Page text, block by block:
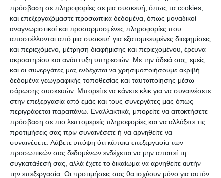
πρόσβαση σε πληροφορίες σε μια συσκευή, όπως τα cookies,
και επεξεργαζόμαστε προσωπικά δεδομένα, όπως μοναδικοί
αναγνωριστικοί και προσαρμοσμένες πληροφορίες που
αποστέλλονται από μια συσκευή για εξατομικευμένες διαφημίσεις
και περιεχόμενο, μέτρηση διαφήμισης και περιεχομένου, έρευνα
ακροατηρίου και ανάπτυξη υπηρεσιών. Με την άδειά σας, εμείς
και οι συνεργάτες μας ενδέχεται να χρησιμοποιήσουμε ακριβή
δεδομένα γεωγραφικής τοποθεσίας και ταυτοποίησης μέσω
σάρωσης συσκευών. Μπορείτε να κάνετε κλικ για να συναινέσετε
στην επεξεργασία από εμάς και τους συνεργάτες μας όπως
περιγράφεται παραπάνω. Εναλλακτικά, μπορείτε να αποκτήσετε
πρόσβαση σε πιο λεπτομερείς πληροφορίες και να αλλάξετε τις
προτιμήσεις σας πριν συναινέσετε ή να αρνηθείτε να
συναινέσετε. Λάβετε υπόψη ότι κάποια επεξεργασία των
προσωπικών σας δεδομένων ενδέχεται να μην απαιτεί τη
συγκατάθεσή σας, αλλά έχετε το δικαίωμα να αρνηθείτε αυτήν
την επεξεργασία. Οι προτιμήσεις σας θα ισχύουν μόνο για αυτόν
Στηρίζουμε Κυριάκο Μητσοτάκη,
ψηφίζουμε Γιώργο Κωτσό
Κάλεσε τους Καρδιτσιώτες να πάνε «όλοι
μαζί την Κυριακή στις κάλπες και να δώσουν
στη Νέα Δημοκρατία και στον Κυριάκο
Μητσοτάκη τη δύναμη σχηματισμού
κυβέρνησης για την επόμενη τετραετία
φέρνοντας νέες μεταρρυθμίσεις και
δημιουργώντας την Ελλάδα του μέλλοντος,
μία Ελλάδα η οποία θα προσφέρει στα
παιδιά μας τη δυνατότητα να